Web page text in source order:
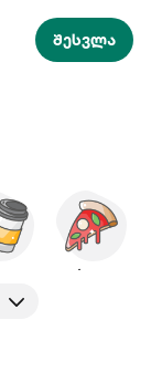
შესვლა
პიცა